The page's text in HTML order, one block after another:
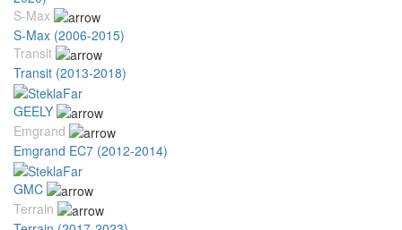
S-Max
S-Max (2006-2015)
Transit
Transit (2013-2018)
GEELY
Emgrand
Emgrand EC7 (2012-2014)
GMC
Terrain